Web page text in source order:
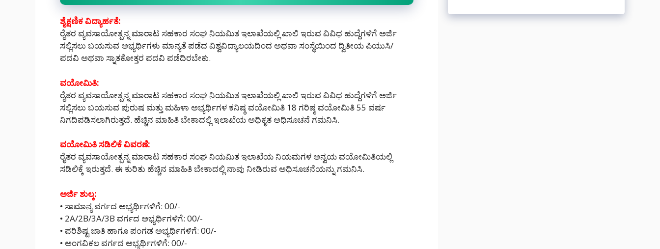
ಶೈಕ್ಷಣಿಕ ವಿದ್ಯಾರ್ಹತೆ:
ರೈತರ ವ್ಯವಸಾಯೋತ್ಪನ್ನ ಮಾರಾಟ ಸಹಕಾರ ಸಂಘ ನಿಯಮಿತ ಇಲಾಖೆಯಲ್ಲಿ ಖಾಲಿ ಇರುವ ವಿವಿಧ ಹುದ್ದೆಗಳಿಗೆ ಅರ್ಜಿ
ಸಲ್ಲಿಸಲು ಬಯಸುವ ಅಭ್ಯರ್ಥಿಗಳು ಮಾನ್ಯತೆ ಪಡೆದ ವಿಶ್ವವಿದ್ಯಾಲಯದಿಂದ ಅಥವಾ ಸಂಸ್ಥೆಯಿಂದ ದ್ವಿತೀಯ ಪಿಯುಸಿ/
ಪದವಿ ಅಥವಾ ಸ್ನಾತಕೋತ್ತರ ಪದವಿ ಪಡೆದಿರಬೇಕು.
ವಯೋಮಿತಿ:
ರೈತರ ವ್ಯವಸಾಯೋತ್ಪನ್ನ ಮಾರಾಟ ಸಹಕಾರ ಸಂಘ ನಿಯಮಿತ ಇಲಾಖೆಯಲ್ಲಿ ಖಾಲಿ ಇರುವ ವಿವಿಧ ಹುದ್ದೆಗಳಿಗೆ ಅರ್ಜಿ
ಸಲ್ಲಿಸಲು ಬಯಸುವ ಪುರುಷ ಮತ್ತು ಮಹಿಳಾ ಅಭ್ಯರ್ಥಿಗಳ ಕನಿಷ್ಠ ವಯೋಮಿತಿ 18 ಗರಿಷ್ಠ ವಯೋಮಿತಿ 55 ವರ್ಷ
ನಿಗದಿಪಡಿಸಲಾಗಿರುತ್ತದೆ. ಹೆಚ್ಚಿನ ಮಾಹಿತಿ ಬೇಕಾದಲ್ಲಿ ಇಲಾಖೆಯ ಅಧಿಕೃತ ಅಧಿಸೂಚನೆ ಗಮನಿಸಿ.
ವಯೋಮಿತಿ ಸಡಿಲಿಕೆ ವಿವರಣೆ:
ರೈತರ ವ್ಯವಸಾಯೋತ್ಪನ್ನ ಮಾರಾಟ ಸಹಕಾರ ಸಂಘ ನಿಯಮಿತ ಇಲಾಖೆಯ ನಿಯಮಗಳ ಅನ್ವಯ ವಯೋಮಿತಿಯಲ್ಲಿ
ಸಡಿಲಿಕ್ಕೆ ಇರುತ್ತದೆ. ಈ ಕುರಿತು ಹೆಚ್ಚಿನ ಮಾಹಿತಿ ಬೇಕಾದಲ್ಲಿ ನಾವು ನೀಡಿರುವ ಅಧಿಸೂಚನೆಯನ್ನು ಗಮನಿಸಿ.
ಅರ್ಜಿ ಶುಲ್ಕ:
• ಸಾಮಾನ್ಯ ವರ್ಗದ ಅಭ್ಯರ್ಥಿಗಳಿಗೆ: 00/-
• 2A/2B/3A/3B ವರ್ಗದ ಅಭ್ಯರ್ಥಿಗಳಿಗೆ: 00/-
• ಪರಿಶಿಷ್ಟ ಜಾತಿ ಹಾಗೂ ಪಂಗಡ ಅಭ್ಯರ್ಥಿಗಳಿಗೆ: 00/-
• ಅಂಗವಿಕಲ ವರ್ಗದ ಅಭ್ಯರ್ಥಿಗಳಿಗೆ: 00/-